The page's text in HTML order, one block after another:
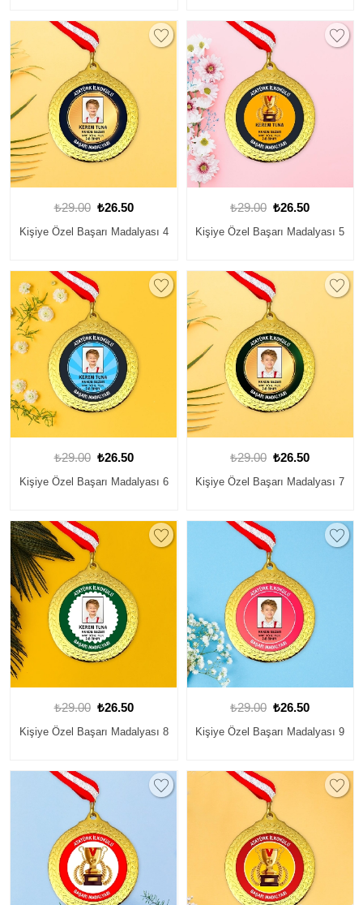
₺29.00 ₺26.50
Kişiye Özel Başarı Madalyası 4
₺29.00 ₺26.50
Kişiye Özel Başarı Madalyası 5
₺29.00 ₺26.50
Kişiye Özel Başarı Madalyası 6
₺29.00 ₺26.50
Kişiye Özel Başarı Madalyası 7
₺29.00 ₺26.50
Kişiye Özel Başarı Madalyası 8
₺29.00 ₺26.50
Kişiye Özel Başarı Madalyası 9